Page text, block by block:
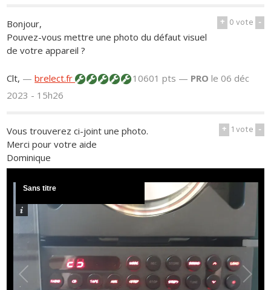
+ 0vote -
Bonjour,
Pouvez-vous mettre une photo du défaut visuel
de votre appareil ?
Clt, —brelect.fr 10601 pts — PRO le 06 déc
2023 - 15h26
+ 1vote -
Vous trouverez ci-joint une photo.
Merci pour votre aide
Dominique
Sans titre